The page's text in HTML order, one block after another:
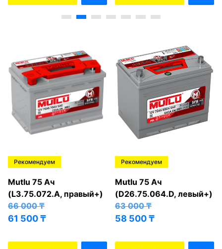
Рекомендуем
Mutlu 75 Ач
(L3.75.072.A, правый+)
66 000₸
61 500₸
Рекомендуем
Mutlu 75 Ач
(D26.75.064.D, левый+)
63 000₸
58 500₸